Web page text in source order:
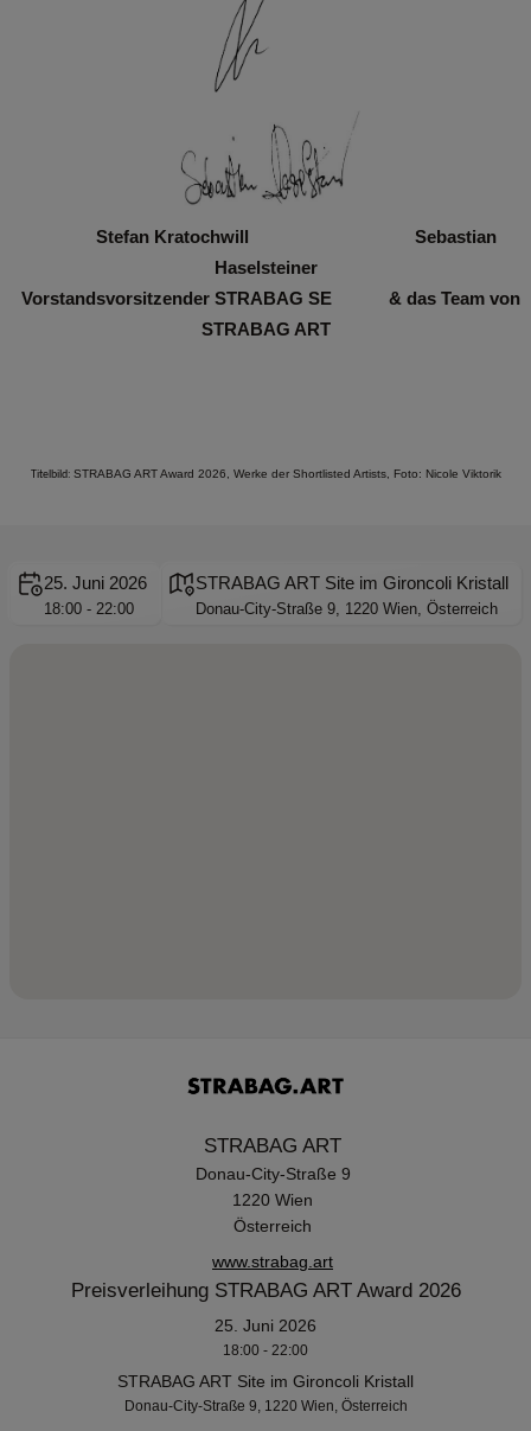
Stefan Kratochwill Sebastian
Haselsteiner
Vorstandsvorsitzender STRABAG SE & das Team von
STRABAG ART
Titelbild: STRABAG ART Award 2026, Werke der Shortlisted Artists, Foto: Nicole Viktorik
25. Juni 2026
18:00 - 22:00
STRABAG ART Site im Gironcoli Kristall
Donau-City-Straße 9, 1220 Wien, Österreich
STRABAG ART
Donau-City-Straße 9
1220 Wien
Österreich
www.strabag.art
Preisverleihung STRABAG ART Award 2026
25. Juni 2026
18:00 - 22:00
STRABAG ART Site im Gironcoli Kristall
Donau-City-Straße 9, 1220 Wien, Österreich